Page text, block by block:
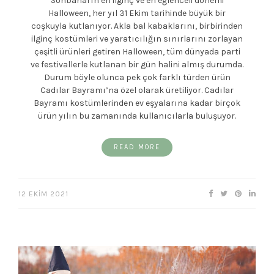
Halloween, her yıl 31 Ekim tarihinde büyük bir
coşkuyla kutlanıyor. Akla bal kabaklarını, birbirinden
ilginç kostümleri ve yaratıcılığın sınırlarını zorlayan
çeşitli ürünleri getiren Halloween, tüm dünyada parti
ve festivallerle kutlanan bir gün halini almış durumda.
Durum böyle olunca pek çok farklı türden ürün
Cadılar Bayramı’na özel olarak üretiliyor. Cadılar
Bayramı kostümlerinden ev eşyalarına kadar birçok
ürün yılın bu zamanında kullanıcılarla buluşuyor.
READ MORE
12 EKIM 2021